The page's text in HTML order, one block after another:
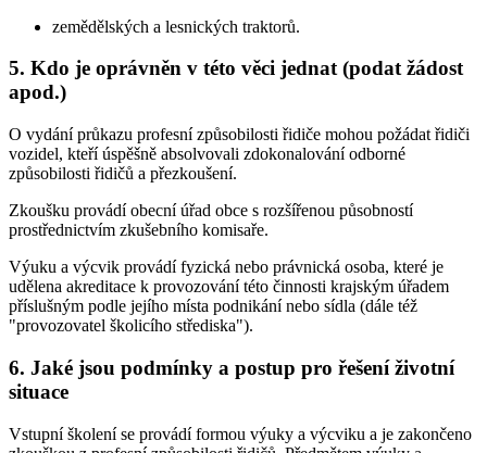
zemědělských a lesnických traktorů.
5. Kdo je oprávněn v této věci jednat (podat žádost
apod.)
O vydání průkazu profesní způsobilosti řidiče mohou požádat řidiči
vozidel, kteří úspěšně absolvovali zdokonalování odborné
způsobilosti řidičů a přezkoušení.
Zkoušku provádí obecní úřad obce s rozšířenou působností
prostřednictvím zkušebního komisaře.
Výuku a výcvik provádí fyzická nebo právnická osoba, které je
udělena akreditace k provozování této činnosti krajským úřadem
příslušným podle jejího místa podnikání nebo sídla (dále též
"provozovatel školicího střediska").
6. Jaké jsou podmínky a postup pro řešení životní
situace
Vstupní školení se provádí formou výuky a výcviku a je zakončeno